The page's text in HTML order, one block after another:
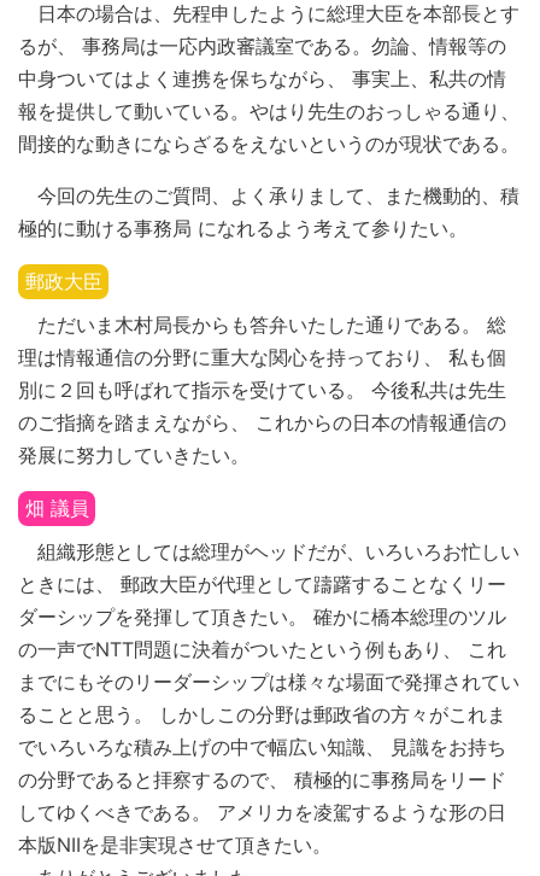
日本の場合は、先程申したように総理大臣を本部長とす
るが、 事務局は一応内政審議室である。勿論、情報等の
中身ついてはよく連携を保ちながら、 事実上、私共の情
報を提供して動いている。やはり先生のおっしゃる通り、
間接的な動きにならざるをえないというのが現状である。
今回の先生のご質問、よく承りまして、また機動的、積
極的に動ける事務局 になれるよう考えて参りたい。
郵政大臣
ただいま木村局長からも答弁いたした通りである。 総
理は情報通信の分野に重大な関心を持っており、 私も個
別に２回も呼ばれて指示を受けている。 今後私共は先生
のご指摘を踏まえながら、 これからの日本の情報通信の
発展に努力していきたい。
畑 議員
組織形態としては総理がヘッドだが、いろいろお忙しい
ときには、 郵政大臣が代理として躊躇することなくリー
ダーシップを発揮して頂きたい。 確かに橋本総理のツル
の一声でNTT問題に決着がついたという例もあり、 これ
までにもそのリーダーシップは様々な場面で発揮されてい
ることと思う。 しかしこの分野は郵政省の方々がこれま
でいろいろな積み上げの中で幅広い知識、 見識をお持ち
の分野であると拝察するので、 積極的に事務局をリード
してゆくべきである。 アメリカを凌駕するような形の日
本版NIIを是非実現させて頂きたい。